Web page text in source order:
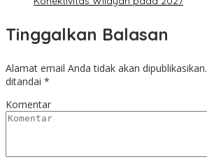
Tinggalkan Balasan
Alamat email Anda tidak akan dipublikasikan.
ditandai *
Komentar